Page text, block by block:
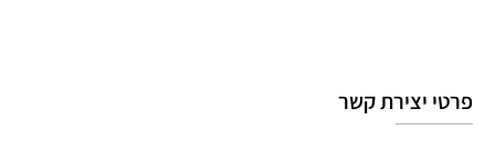
פרטי יצירת קשר